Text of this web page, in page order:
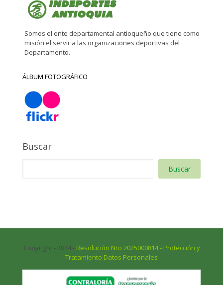
Somos el ente departamental antioqueño que tiene como
misión el servir a las organizaciones deportivas del
Departamento.
ÁLBUM FOTOGRÁFICO
Buscar
Buscar
Copyright - 2024 - Resolución Nro 2025000814 - Protección y
Tratamiento Datos Personales